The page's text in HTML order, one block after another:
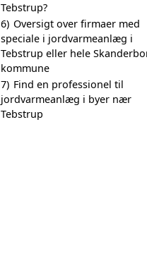
Tebstrup?
6) Oversigt over firmaer med
speciale i jordvarmeanlæg i
Tebstrup eller hele
kommune
7) Find en professionel til
jordvarmeanlæg i byer nær
Tebstrup